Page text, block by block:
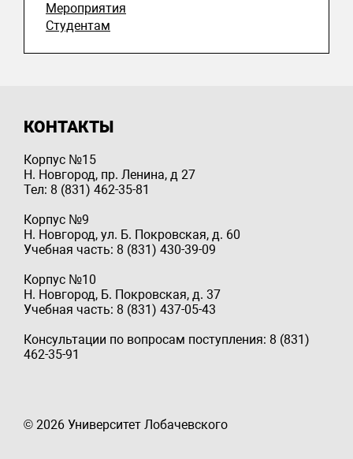
Мероприятия
Студентам
КОНТАКТЫ
Корпус №15
Н. Новгород, пр. Ленина, д 27
Тел: 8 (831) 462-35-81
Корпус №9
Н. Новгород, ул. Б. Покровская, д. 60
Учебная часть: 8 (831) 430-39-09
Корпус №10
Н. Новгород, Б. Покровская, д. 37
Учебная часть: 8 (831) 437-05-43
Консультации по вопросам поступления: 8 (831)
462-35-91
© 2026 Университет Лобачевского